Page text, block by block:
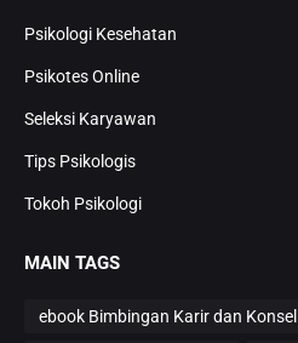
Psikologi Kesehatan
Psikotes Online
Seleksi Karyawan
Tips Psikologis
Tokoh Psikologi
MAIN TAGS
ebook Bimbingan Karir dan